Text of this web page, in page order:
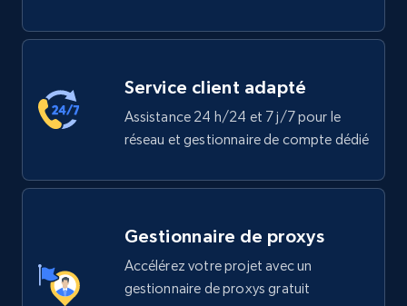
Service client adapté
Assistance 24 h/24 et 7 j/7 pour le
réseau et gestionnaire de compte dédié
Gestionnaire de proxys
Accélérez votre projet avec un
gestionnaire de proxys gratuit